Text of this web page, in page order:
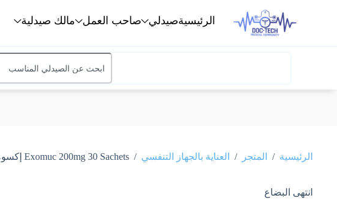
الرئيسيةصيدلي صاحب العمل مالك صيدلية
الرئيسية / المتجر / العناية بالجهاز التنفسي / Exomuc 200mg 30 Sachets إكسوموك 200 ملغ 30 كيسًا
انتهى البضاع